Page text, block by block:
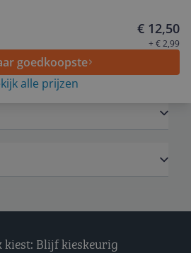
€ 12,50
+ € 2,99
goedkoopste
alle prijzen
kiest: Blijf kieskeurig